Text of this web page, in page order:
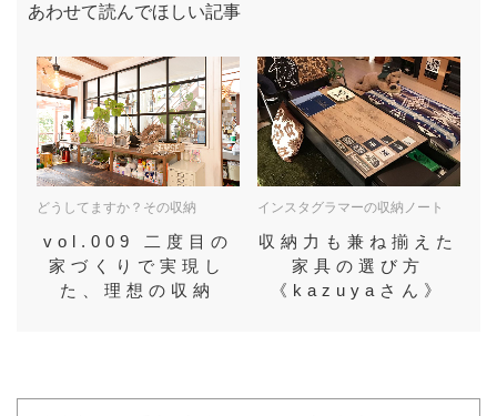
あわせて読んでほしい記事
どうしてますか？その収納
vol.009 二度目の
家づくりで実現し
た、理想の収納
インスタグラマーの収納ノート
収納力も兼ね揃えた
家具の選び方
《kazuyaさん》